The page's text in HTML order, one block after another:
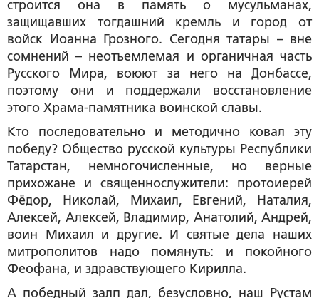
строится она в память о мусульманах,
защищавших тогдашний кремль и город от
войск Иоанна Грозного. Сегодня татары – вне
сомнений – неотъемлемая и органичная часть
Русского Мира, воюют за него на Донбассе,
поэтому они и поддержали восстановление
этого Храма-памятника воинской славы.
Кто последовательно и методично ковал эту
победу? Общество русской культуры Республики
Татарстан, немногочисленные, но верные
прихожане и священнослужители: протоиерей
Фёдор, Николай, Михаил, Евгений, Наталия,
Алексей, Алексей, Владимир, Анатолий, Андрей,
воин Михаил и другие. И святые дела наших
митрополитов надо помянуть: и покойного
Феофана, и здравствующего Кирилла.
А победный залп дал, безусловно, наш Рустам